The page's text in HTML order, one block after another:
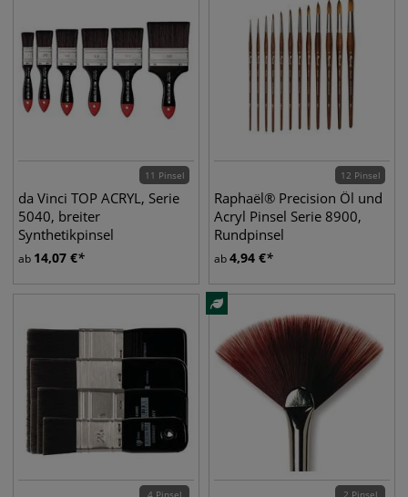
11 Pinsel
da Vinci TOP ACRYL, Serie
5040, breiter
Synthetikpinsel
ab 14,07 €
12 Pinsel
Raphaël® Precision Öl und
Acryl Pinsel Serie 8900,
Rundpinsel
ab4,94 €
4 Pinsel 2 Pinsel